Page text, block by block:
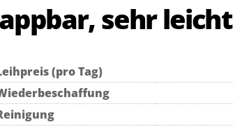
sehr leicht
(pro Tag)